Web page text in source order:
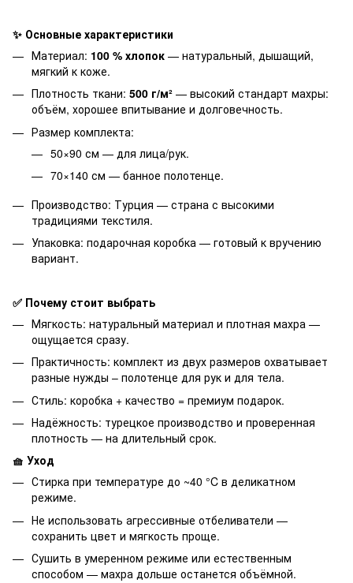
✨ Основные характеристики
Материал: 100 % хлопок — натуральный, дышащий,
мягкий к коже.
Плотность ткани: 500 г/м² — высокий стандарт махры:
объём, хорошее впитывание и долговечность.
Размер комплекта:
50×90 см — для лица/рук.
70×140 см — банное полотенце.
Производство: Турция — страна с высокими
традициями текстиля.
Упаковка: подарочная коробка — готовый к вручению
вариант.
✅ Почему стоит выбрать
Мягкость: натуральный материал и плотная махра —
ощущается сразу.
Практичность: комплект из двух размеров охватывает
разные нужды – полотенце для рук и для тела.
Стиль: коробка + качество = премиум подарок.
Надёжность: турецкое производство и проверенная
плотность — на длительный срок.
🧺 Уход
Стирка при температуре до ~40 °C в деликатном
режиме.
Не использовать агрессивные отбеливатели —
сохранить цвет и мягкость проще.
Сушить в умеренном режиме или естественным
способом — махра дольше останется объёмной.